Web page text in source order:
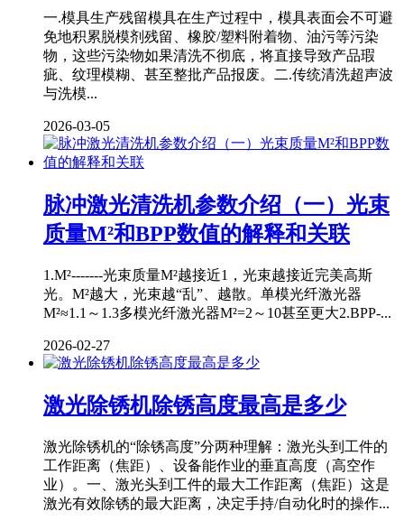
一.模具生产残留模具在生产过程中，模具表面会不可避
免地积累脱模剂残留、橡胶/塑料附着物、油污等污染
物，这些污染物如果清洗不彻底，将直接导致产品瑕
疵、纹理模糊、甚至整批产品报废。二.传统清洗超声波
与洗模...
2026-03-05
脉冲激光清洗机参数介绍（一）光束
质量M²和BPP数值的解释和关联
1.M²-------光束质量M²越接近1，光束越接近完美高斯
光。M²越大，光束越“乱”、越散。单模光纤激光器
M²≈1.1～1.3多模光纤激光器M²=2～10甚至更大2.BPP-...
2026-02-27
激光除锈机除锈高度最高是多少
激光除锈机的“除锈高度”分两种理解：激光头到工件的
工作距离（焦距）、设备能作业的垂直高度（高空作
业）。一、激光头到工件的最大工作距离（焦距）这是
激光有效除锈的最大距离，决定手持/自动化时的操作...